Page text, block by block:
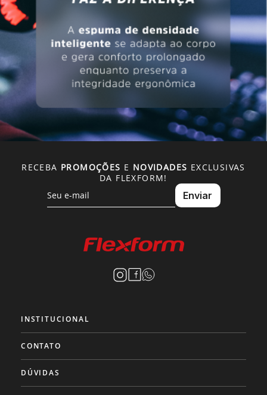
RECEBA PROMOÇÕES E NOVIDADES EXCLUSIVAS
DA FLEXFORM!
INSTITUCIONAL
CONTATO
DÚVIDAS